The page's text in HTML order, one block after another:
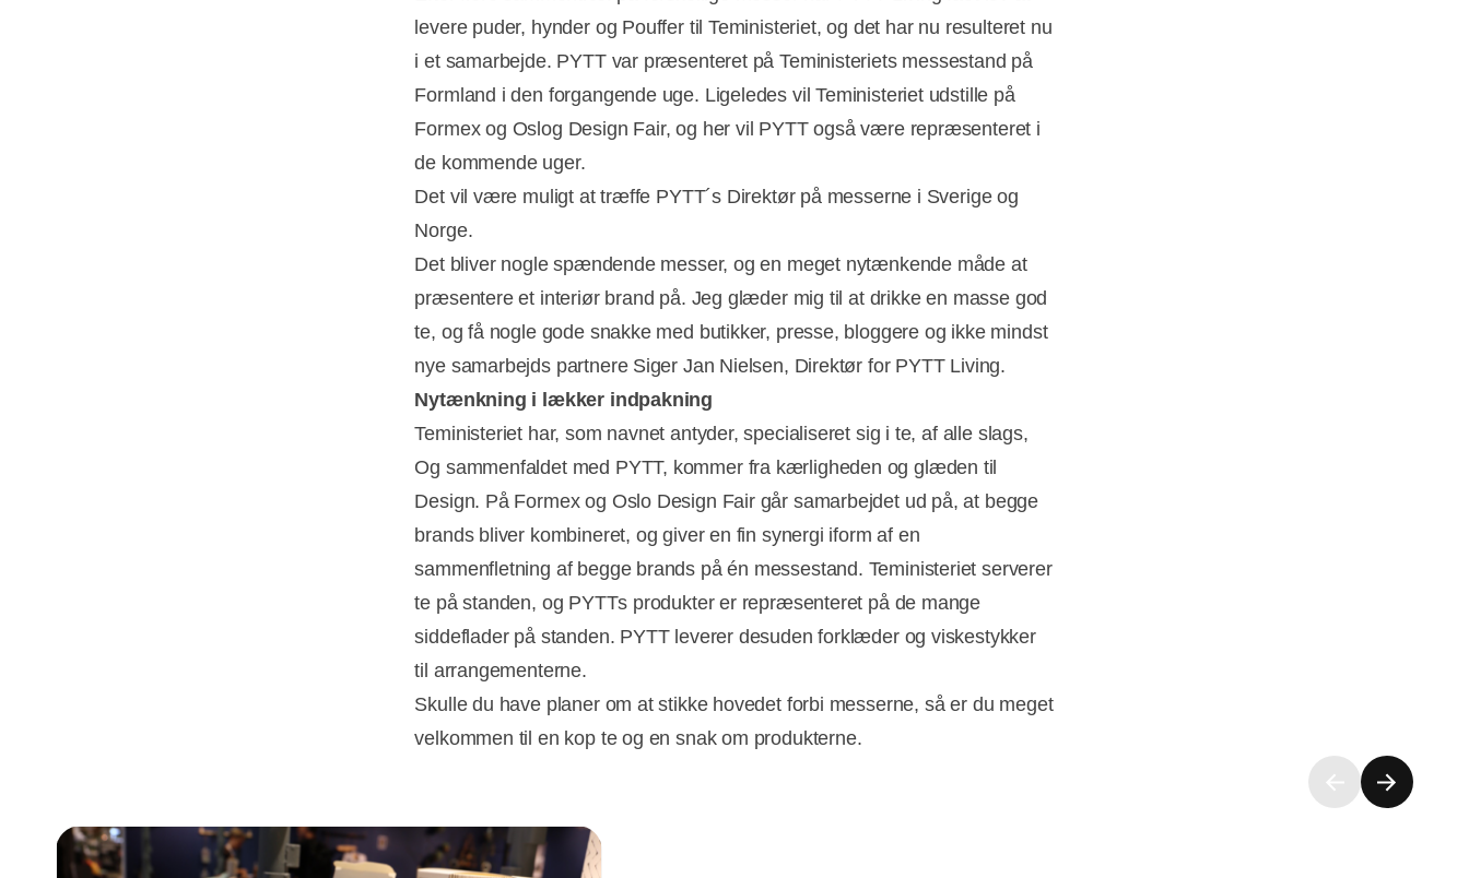
levere puder, hynder og Pouffer til Teministeriet, og det har nu resulteret nu
i et samarbejde. PYTT var præsenteret på Teministeriets messestand på
Formland i den forgangende uge. Ligeledes vil Teministeriet udstille på
Formex og Oslog Design Fair, og her vil PYTT også være repræsenteret i
de kommende uger.
Det vil være muligt at træffe PYTT´s Direktør på messerne i Sverige og
Norge.
Det bliver nogle spændende messer, og en meget nytænkende måde at
præsentere et interiør brand på. Jeg glæder mig til at drikke en masse god
te, og få nogle gode snakke med butikker, presse, bloggere og ikke mindst
nye samarbejds partnere Siger Jan Nielsen, Direktør for PYTT Living.
Nytænkning i lækker indpakning
Teministeriet har, som navnet antyder, specialiseret sig i te, af alle slags,
Og sammenfaldet med PYTT, kommer fra kærligheden og glæden til
Design. På Formex og Oslo Design Fair går samarbejdet ud på, at begge
brands bliver kombineret, og giver en fin synergi iform af en
sammenfletning af begge brands på én messestand. Teministeriet serverer
te på standen, og PYTTs produkter er repræsenteret på de mange
siddeflader på standen. PYTT leverer desuden forklæder og viskestykker
til arrangementerne.
Skulle du have planer om at stikke hovedet forbi messerne, så er du meget
velkommen til en kop te og en snak om produkterne.